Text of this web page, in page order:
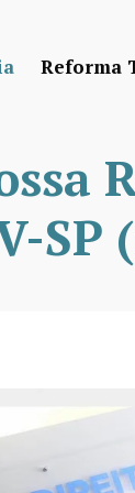
Reforma
SP